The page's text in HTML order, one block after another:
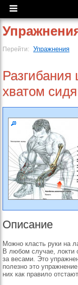
Перейти: Упражнения
хватом сидя
Описание
Можно класть руки на
В любом случае, локти
за весами. Это
полезно это
них как правило